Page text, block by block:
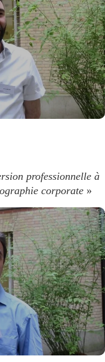
professionnelle à
corporate»